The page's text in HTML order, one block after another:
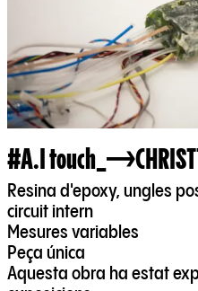
#A.I touch_
Resina d'epoxy, ungles
circuit intern
Mesures variables
Peça única
Aquesta obra ha estat